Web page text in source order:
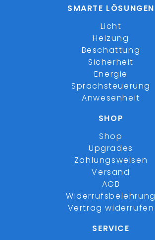
SMARTE LÖSUNGEN
Licht
Heizung
Beschattung
Sicherheit
Energie
Sprachsteuerung
Anwesenheit
SHOP
Shop
Upgrades
Zahlungsweisen
Versand
AGB
Widerrufsbelehrung
Vertrag widerrufen
SERVICE